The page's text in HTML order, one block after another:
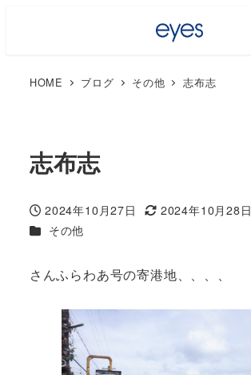
HOME ブログ その他 志布志
志布志
投稿日
2024年10月27日
更新日
2024年10月28日
カテゴリー
その他
さんふらわあ号の寄港地、、、、